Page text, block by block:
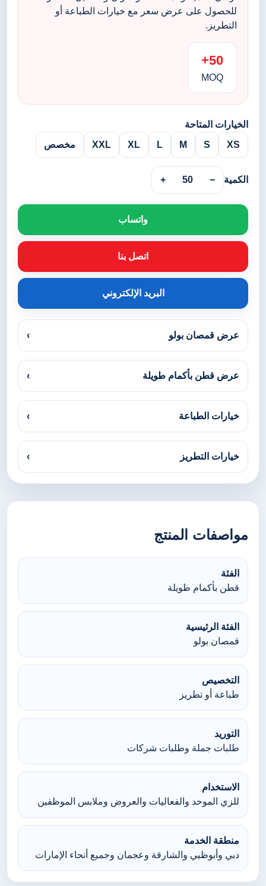
للحصول على عرض سعر مع خيارات الطباعة أو
التطريز.
50+
MOQ
الخيارات المتاحة
XS
S
M
L
XL
XXL مخصص
الكمية −
50
+
واتساب
اتصل بنا
البريد الإلكتروني
عرض قمصان بولو ›
عرض قطن بأكمام طويلة ›
خيارات الطباعة ›
خيارات التطريز ›
مواصفات المنتج
الفئة
قطن بأكمام طويلة
الفئة الرئيسية
قمصان بولو
التخصيص
طباعة أو تطريز
التوريد
طلبات جملة وطلبات شركات
الاستخدام
للزي الموحد والفعاليات والعروض وملابس الموظفين
منطقة الخدمة
دبي وأبوظبي والشارقة وعجمان وجميع أنحاء الإمارات